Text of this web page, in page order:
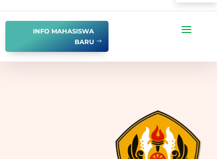
INFO MAHASISWA
BARU